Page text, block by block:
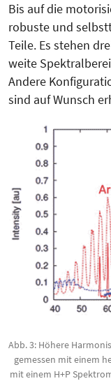
Bis auf die
robuste und
Teile. Es stehen
weite
Andere
sind auf Wunsch
Abb. 3: Höhere
gemessen mit einem
mit einem H+P